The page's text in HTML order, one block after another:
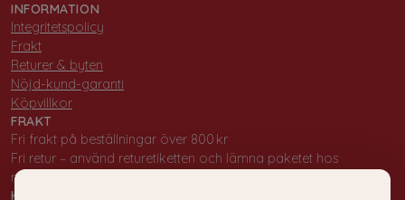
INFORMATION
Integritetspolicy
Frakt
Returer & byten
Nöjd-kund-garanti
Köpvillkor
FRAKT
Fri frakt på beställningar över 800 kr
Fri retur – använd returetiketten och lämna paketet hos
närmaste PostNord-ombud.
KONTAKT